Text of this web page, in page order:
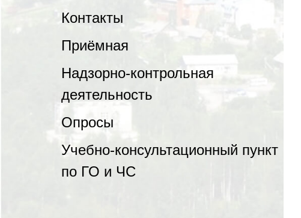
Контакты
Приёмная
Надзорно-контрольная
деятельность
Опросы
Учебно-консультационный пункт
по ГО и ЧС